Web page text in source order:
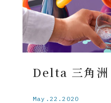
Delta 三角洲
May.22.2020